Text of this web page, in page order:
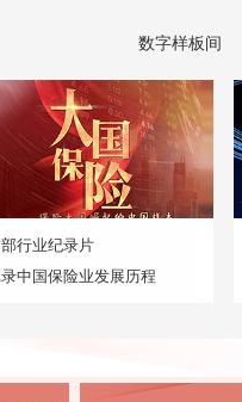
数字样板间
行业纪录片
中国保险业发展历程